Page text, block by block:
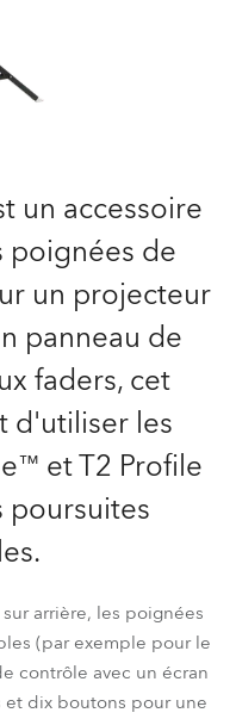
un accessoire
poignées de
un projecteur
panneau de
faders, cet
d'utiliser les
et T2 Profile
poursuites
arrière, les poignées
(par exemple pour le
contrôle avec un écran
dix boutons pour une